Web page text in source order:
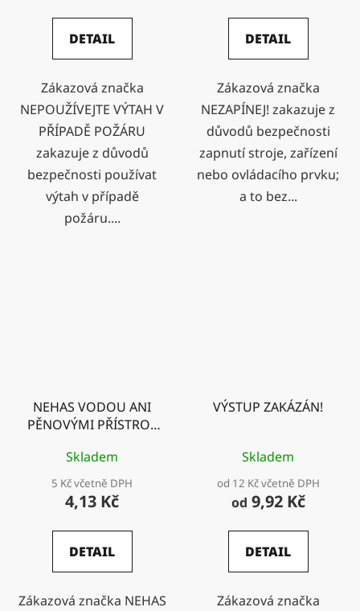
DETAIL
Zákazová značka
NEPOUŽÍVEJTE VÝTAH V
PŘÍPADĚ POŽÁRU
zakazuje z důvodů
bezpečnosti používat
výtah v případě
požáru....
DETAIL
Zákazová značka
NEZAPÍNEJ! zakazuje z
důvodů bezpečnosti
zapnutí stroje, zařízení
nebo ovládacího prvku;
a to bez...
NEHAS VODOU ANI
PĚNOVÝMI PŘÍSTROJI
Skladem
5 Kč včetně DPH
4,13 Kč
DETAIL
Zákazová značka NEHAS
VÝSTUP ZAKÁZÁN!
Skladem
od 12 Kč včetně DPH
od 9,92 Kč
DETAIL
Zákazová značka